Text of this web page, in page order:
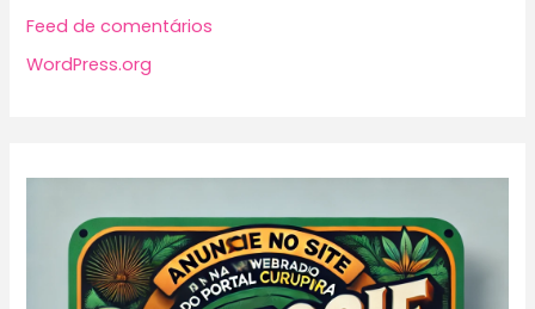
Feed de comentários
WordPress.org